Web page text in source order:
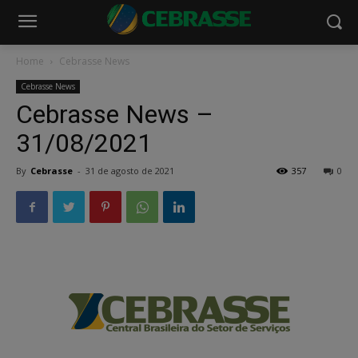
Home Cebrasse News
Cebrasse News
Cebrasse News –
31/08/2021
By Cebrasse - 31 de agosto de 2021 0
357